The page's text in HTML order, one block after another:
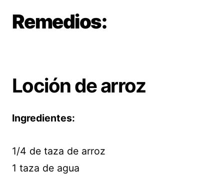
Remedios:
Loción de arroz
Ingredientes:
1/4 de taza de arroz
1 taza de agua